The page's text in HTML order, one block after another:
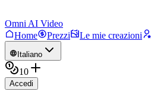
Omni AI Video
Home
Prezzi Le mie creazioni
Italiano
10
Accedi